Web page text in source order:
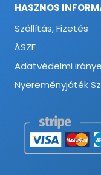
HASZNOS
Szállítás, Fizetés
ÁSZF
Adatvédelmi
Nyereményjáték